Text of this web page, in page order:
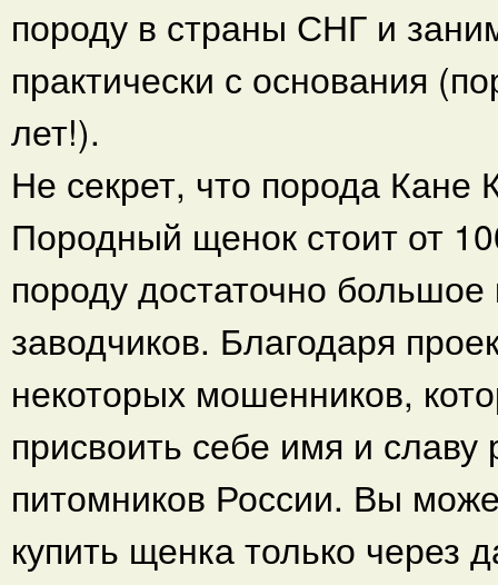
породу в страны СНГ и
практически с основания
лет!).
Не секрет, что порода Кане
Породный щенок стоит от
породу достаточно большое
заводчиков. Благодаря
некоторых мошенников,
присвоить себе имя и
питомников России. Вы
купить щенка только через